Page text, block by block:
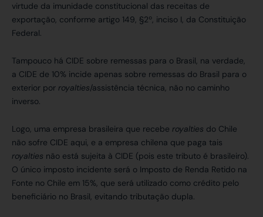
virtude da imunidade constitucional das receitas de
exportação, conforme artigo 149, §2º, inciso I, da Constituição
Federal.
Tampouco há CIDE sobre remessas para o Brasil, na verdade,
a CIDE de 10% incide apenas sobre remessas do Brasil para o
exterior por royalties/assistência técnica, não no caminho
inverso.
Logo, uma empresa brasileira que recebe royalties do Chile
não sofre CIDE aqui, e a empresa chilena que paga tais
royalties não está sujeita à CIDE (pois este tributo é brasileiro).
O único imposto incidente será o Imposto de Renda Retido na
Fonte no Chile em 15%, que será utilizado como crédito pelo
beneficiário no Brasil, evitando tributação dupla.